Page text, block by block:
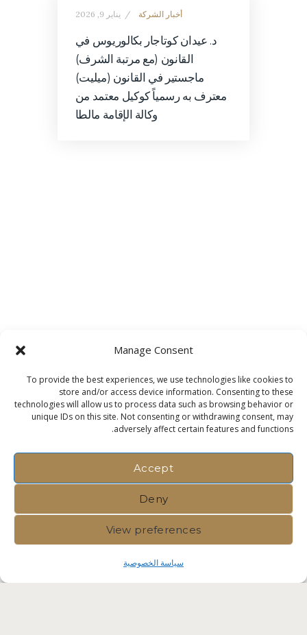
Manage Consent
To provide the best experiences, we use technologies like cookies to
store and/or access device information. Consenting to these
technologies will allow us to process data such as browsing behavior or
unique IDs on this site. Not consenting or withdrawing consent, may
adversely affect certain features and functions.
Accept
Deny
View preferences
سياسة الخصوصية
أخبار الشركة يناير 9, 2026
د. عيدان كوتاجار بكالوريوس في
القانون (مع مرتبة الشرف)
ماجستير في القانون (ميليت)
معترف به رسمياً كوكيل معتمد من
وكالة الإقامة مالطا